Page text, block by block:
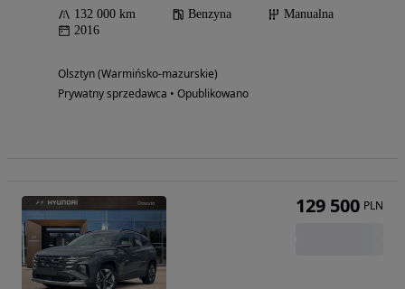
132 000 km Benzyna
Manualna
2016
Olsztyn (Warmińsko-mazurskie)
Prywatny sprzedawca • Opublikowano
129 500 PLN